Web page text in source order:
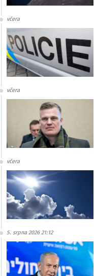
včera
včera
včera
5. srpna 2026 21:12